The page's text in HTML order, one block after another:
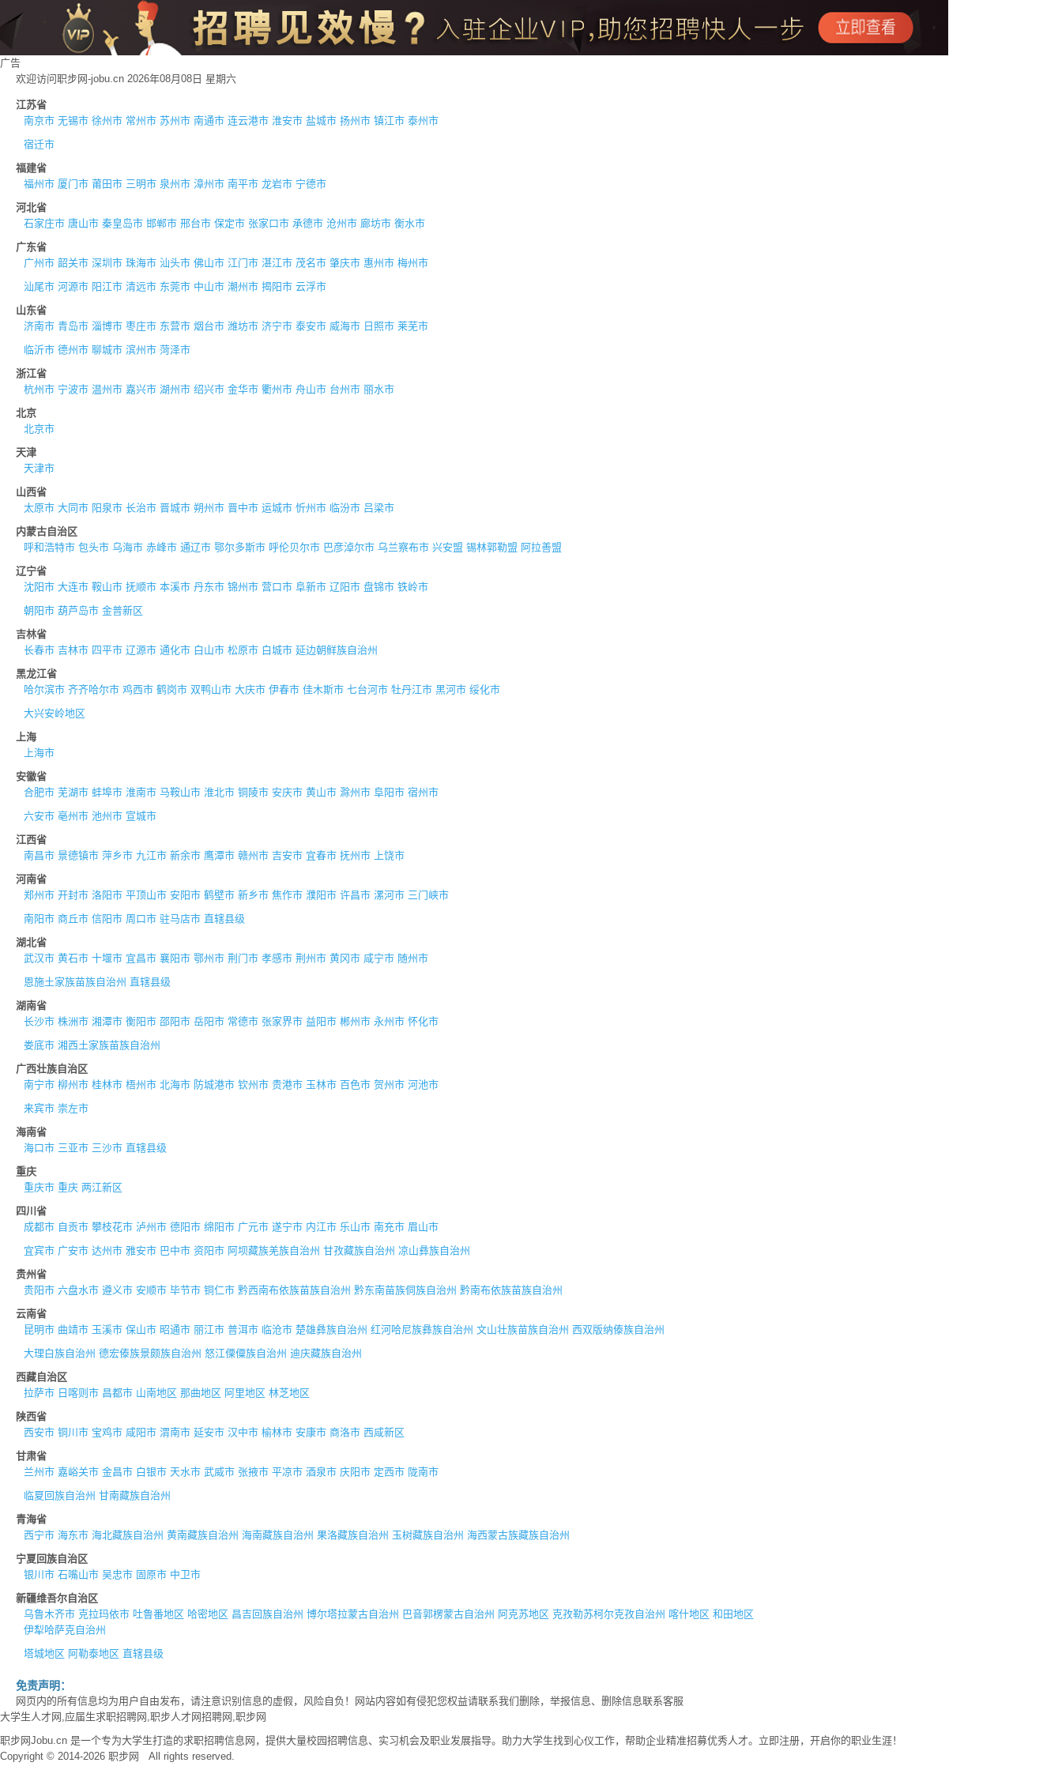
广告
欢迎访问职步网-jobu.cn 2026年08月08日 星期六
江苏省
南京市 无锡市 徐州市 常州市 苏州市 南通市 连云港市 淮安市 盐城市 扬州市 镇江市 泰州市
宿迁市
福建省
福州市 厦门市 莆田市 三明市 泉州市 漳州市 南平市 龙岩市 宁德市
河北省
石家庄市 唐山市 秦皇岛市 邯郸市 邢台市 保定市 张家口市 承德市 沧州市 廊坊市 衡水市
广东省
广州市 韶关市 深圳市 珠海市 汕头市 佛山市 江门市 湛江市 茂名市 肇庆市 惠州市 梅州市
汕尾市 河源市 阳江市 清远市 东莞市 中山市 潮州市 揭阳市 云浮市
山东省
济南市 青岛市 淄博市 枣庄市 东营市 烟台市 潍坊市 济宁市 泰安市 威海市 日照市 莱芜市
临沂市 德州市 聊城市 滨州市 菏泽市
浙江省
杭州市 宁波市 温州市 嘉兴市 湖州市 绍兴市 金华市 衢州市 舟山市 台州市 丽水市
北京
北京市
天津
天津市
山西省
太原市 大同市 阳泉市 长治市 晋城市 朔州市 晋中市 运城市 忻州市 临汾市 吕梁市
内蒙古自治区
呼和浩特市 包头市 乌海市 赤峰市 通辽市 鄂尔多斯市 呼伦贝尔市 巴彦淖尔市 乌兰察布市 兴安盟 锡林郭勒盟 阿拉善盟
辽宁省
沈阳市 大连市 鞍山市 抚顺市 本溪市 丹东市 锦州市 营口市 阜新市 辽阳市 盘锦市 铁岭市
朝阳市 葫芦岛市 金普新区
吉林省
长春市 吉林市 四平市 辽源市 通化市 白山市 松原市 白城市 延边朝鲜族自治州
黑龙江省
哈尔滨市 齐齐哈尔市 鸡西市 鹤岗市 双鸭山市 大庆市 伊春市 佳木斯市 七台河市 牡丹江市 黑河市 绥化市
大兴安岭地区
上海
上海市
安徽省
合肥市 芜湖市 蚌埠市 淮南市 马鞍山市 淮北市 铜陵市 安庆市 黄山市 滁州市 阜阳市 宿州市
六安市 亳州市 池州市 宣城市
江西省
南昌市 景德镇市 萍乡市 九江市 新余市 鹰潭市 赣州市 吉安市 宜春市 抚州市
上饶市
河南省
郑州市 开封市 洛阳市 平顶山市 安阳市 鹤壁市 新乡市 焦作市 濮阳市 许昌市 漯河市 三门峡市
南阳市 商丘市 信阳市 周口市 驻马店市 直辖县级
湖北省
武汉市 黄石市 十堰市 宜昌市 襄阳市 鄂州市 荆门市 孝感市 荆州市 黄冈市 咸宁市 随州市
恩施土家族苗族自治州 直辖县级
湖南省
长沙市 株洲市 湘潭市 衡阳市 邵阳市 岳阳市 常德市 张家界市 益阳市 郴州市 永州市 怀化市
娄底市 湘西土家族苗族自治州
广西壮族自治区
南宁市 柳州市 桂林市 梧州市 北海市 防城港市 钦州市 贵港市 玉林市 百色市 贺州市 河池市
来宾市 崇左市
海南省
海口市 三亚市 三沙市 直辖县级
重庆
重庆市 重庆 两江新区
四川省
成都市 自贡市 攀枝花市 泸州市 德阳市 绵阳市 广元市 遂宁市 内江市 乐山市 南充市 眉山市
宜宾市 广安市 达州市 雅安市 巴中市 资阳市 阿坝藏族羌族自治州 甘孜藏族自治州 凉山彝族自治州
贵州省
贵阳市 六盘水市 遵义市 安顺市 毕节市 铜仁市 黔西南布依族苗族自治州 黔东南苗族侗族自治州 黔南布依族苗族自治州
云南省
昆明市 曲靖市 玉溪市 保山市 昭通市 丽江市 普洱市 临沧市 楚雄彝族自治州 红河哈尼族彝族自治州 文山壮族苗族自治州 西双版纳傣族自治州
大理白族自治州 德宏傣族景颇族自治州 怒江傈僳族自治州 迪庆藏族自治州
西藏自治区
拉萨市 日喀则市 昌都市 山南地区 那曲地区 阿里地区 林芝地区
陕西省
西安市 铜川市 宝鸡市 咸阳市 渭南市 延安市 汉中市 榆林市 安康市 商洛市 西咸新区
甘肃省
兰州市 嘉峪关市 金昌市 白银市 天水市 武威市 张掖市 平凉市 酒泉市 庆阳市 定西市 陇南市
临夏回族自治州 甘南藏族自治州
青海省
西宁市 海东市 海北藏族自治州 黄南藏族自治州 海南藏族自治州 果洛藏族自治州 玉树藏族自治州 海西蒙古族藏族自治州
宁夏回族自治区
银川市 石嘴山市 吴忠市 固原市 中卫市
新疆维吾尔自治区
乌鲁木齐市 克拉玛依市 吐鲁番地区 哈密地区 昌吉回族自治州 博尔塔拉蒙古自治州 巴音郭楞蒙古自治州 阿克苏地区 克孜勒苏柯尔克孜自治州 喀什地区 和田地区
伊犁哈萨克自治州
塔城地区 阿勒泰地区 直辖县级
免责声明：
网页内的所有信息均为用户自由发布，请注意识别信息的虚假，风险自负！网站内容如有侵犯您权益请联系我们删除，举报信息、删除信息联系客服
大学生人才网,应届生求职招聘网,职步人才网招聘网,职步网
职步网Jobu.cn 是一个专为大学生打造的求职招聘信息网，提供大量校园招聘信息、实习机会及职业发展指导。助力大学生找到心仪工作，帮助企业精准招募优秀人才。立即注册，开启你的职业生涯！
Copyright © 2014-2026 职步网 All rights reserved.